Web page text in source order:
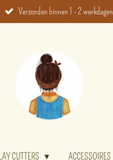
Verzonden binnen 1 - 2 werkdagen
CUTTERS ACCESSOIRES